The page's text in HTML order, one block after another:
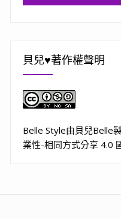
貝兒♥著作權聲明
Belle Style由貝兒Belle
業性-相同方式分享 4.0